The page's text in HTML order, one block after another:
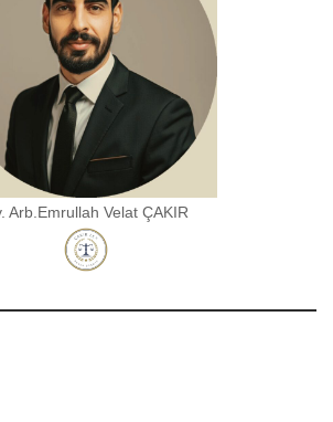
Arb.Emrullah Velat ÇAKIR